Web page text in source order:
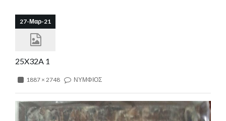
27-Μαρ-21
25X32A 1
1887 × 2748 ΝΥΜΦΙΟΣ